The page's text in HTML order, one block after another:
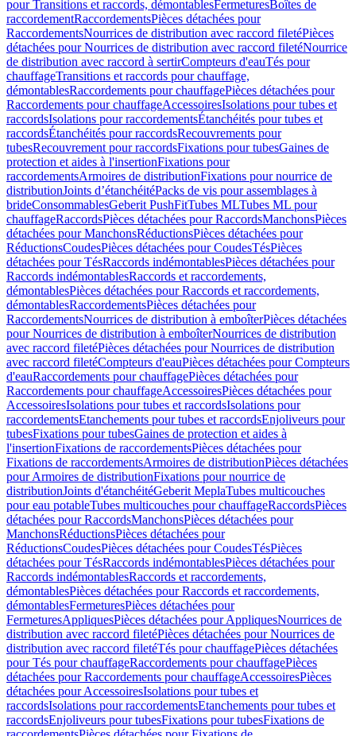
pour Transitions et raccords, démontablesFermeturesBoîtes de
raccordementRaccordementsPièces détachées pour
RaccordementsNourrices de distribution avec raccord filetéPièces
détachées pour Nourrices de distribution avec raccord filetéNourrice
de distribution avec raccord à sertirCompteurs d'eauTés pour
chauffageTransitions et raccords pour chauffage,
démontablesRaccordements pour chauffagePièces détachées pour
Raccordements pour chauffageAccessoiresIsolations pour tubes et
raccordsIsolations pour raccordementsÉtanchéités pour tubes et
raccordsÉtanchéités pour raccordsRecouvrements pour
tubesRecouvrement pour raccordsFixations pour tubesGaines de
protection et aides à l'insertionFixations pour
raccordementsArmoires de distributionFixations pour nourrice de
distributionJoints d’étanchéitéPacks de vis pour assemblages à
brideConsommablesGeberit PushFitTubes MLTubes ML pour
chauffageRaccordsPièces détachées pour RaccordsManchonsPièces
détachées pour ManchonsRéductionsPièces détachées pour
RéductionsCoudesPièces détachées pour CoudesTésPièces
détachées pour TésRaccords indémontablesPièces détachées pour
Raccords indémontablesRaccords et raccordements,
démontablesPièces détachées pour Raccords et raccordements,
démontablesRaccordementsPièces détachées pour
RaccordementsNourrices de distribution à emboîterPièces détachées
pour Nourrices de distribution à emboîterNourrices de distribution
avec raccord filetéPièces détachées pour Nourrices de distribution
avec raccord filetéCompteurs d'eauPièces détachées pour Compteurs
d'eauRaccordements pour chauffagePièces détachées pour
Raccordements pour chauffageAccessoiresPièces détachées pour
AccessoiresIsolations pour tubes et raccordsIsolations pour
raccordementsEtanchements pour tubes et raccordsEnjoliveurs pour
tubesFixations pour tubesGaines de protection et aides à
l'insertionFixations de raccordementsPièces détachées pour
Fixations de raccordementsArmoires de distributionPièces détachées
pour Armoires de distributionFixations pour nourrice de
distributionJoints d'étanchéitéGeberit MeplaTubes multicouches
pour eau potableTubes multicouches pour chauffageRaccordsPièces
détachées pour RaccordsManchonsPièces détachées pour
ManchonsRéductionsPièces détachées pour
RéductionsCoudesPièces détachées pour CoudesTésPièces
détachées pour TésRaccords indémontablesPièces détachées pour
Raccords indémontablesRaccords et raccordements,
démontablesPièces détachées pour Raccords et raccordements,
démontablesFermeturesPièces détachées pour
FermeturesAppliquesPièces détachées pour AppliquesNourrices de
distribution avec raccord filetéPièces détachées pour Nourrices de
distribution avec raccord filetéTés pour chauffagePièces détachées
pour Tés pour chauffageRaccordements pour chauffagePièces
détachées pour Raccordements pour chauffageAccessoiresPièces
détachées pour AccessoiresIsolations pour tubes et
raccordsIsolations pour raccordementsEtanchements pour tubes et
raccordsEnjoliveurs pour tubesFixations pour tubesFixations de